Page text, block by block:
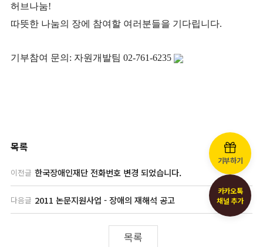
허브나눔!
따뜻한 나눔의 장에 참여할 여러분들을 기다립니다.
기부참여 문의: 자원개발팀 02-761-6235
목록
이전글 한국장애인재단 전화번호 변경 되었습니다.
다음글 2011 논문지원사업 - 장애의 재해석 공고
목록
기부하기
카카오톡
채널 추가